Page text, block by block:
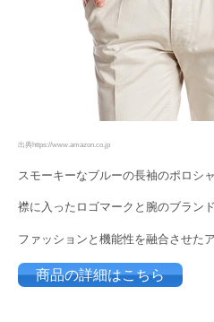
出典https://www.amazon.co.jp
スモーキーなブルーの長袖のポロシ
襟に入ったロゴマークと腕のブラン
ファッションと機能性を融合させた
商品の詳細はこちら